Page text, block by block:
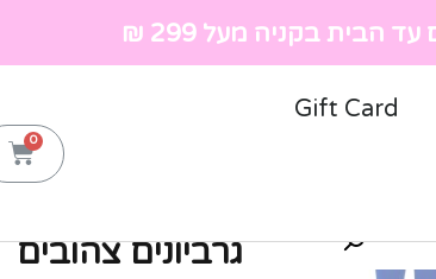
הבית בקניה מעל 299 ₪
Gift Card
גרביונים צהובים